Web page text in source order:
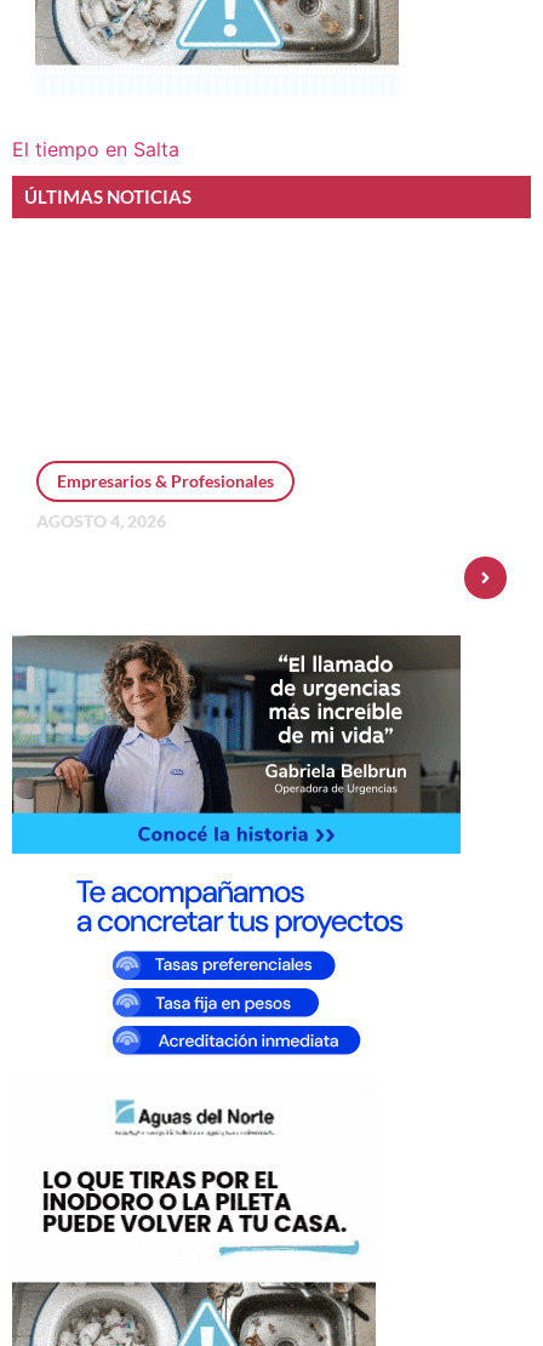
El tiempo en Salta
ÚLTIMAS NOTICIAS
Empresarios & Profesionales
AGOSTO 4, 2026